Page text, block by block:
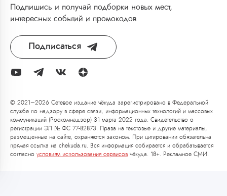
Подпишись и получай подборки новых мест,
интересных событий и промокодов
Подписаться
© 2021–2026 Сетевое издание чёкуда зарегистрировано в Федеральной
службе по надзору в сфере связи, информационных технологий и массовых
коммуникаций (Роскомнадзор) 31 марта 2022 года. Свидетельство о
регистрации ЭЛ № ФС 77-82873. Права на текстовые и другие материалы,
размещенные на сайте, охраняются законом. При цитировании обязательна
прямая ссылка на chekuda.ru. Вся информация собирается и обрабатывается
согласно условиям использования сервисов чёкуда. 18+. Рекламное СМИ.